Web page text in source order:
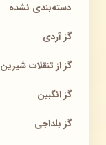
دسته‌بندی نشده
گز آردی
گز از تنقلات شیرین
گز انگبین
گز بلداجی